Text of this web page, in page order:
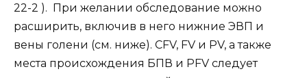
22-2 ). При желании обследование можно
расширить, включив в него нижние ЭВП и
вены голени (см. ниже). CFV, FV и PV, а также
места происхождения БПВ и PFV следует